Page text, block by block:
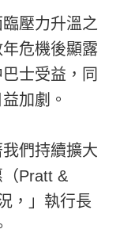
壓力升溫之
危機後顯露
士受益，同
加劇。
我們持續擴大
Pratt &
，」執行長